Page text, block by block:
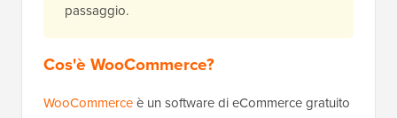
passaggio.
Cos'è WooCommerce?
WooCommerceè un software di eCommerce gratuito